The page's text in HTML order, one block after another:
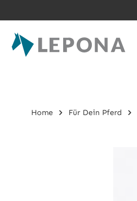
Home Für Dein Pferd